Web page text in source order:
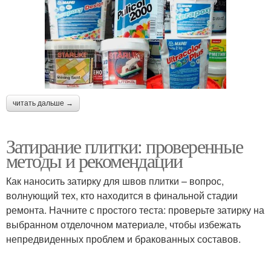
читать дальше →
Затирание плитки: проверенные
методы и рекомендации
Как наносить затирку для швов плитки – вопрос,
волнующий тех, кто находится в финальной стадии
ремонта. Начните с простого теста: проверьте затирку на
выбранном отделочном материале, чтобы избежать
непредвиденных проблем и бракованных составов.